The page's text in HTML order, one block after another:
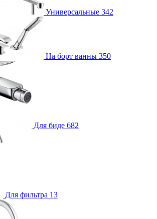
Универсальные 342
На борт ванны 350
Для биде 682
Для фильтра 13